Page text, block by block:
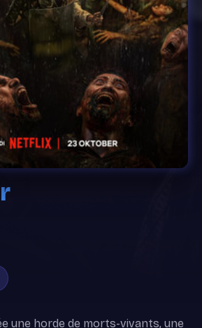
une horde de morts-vivants, une